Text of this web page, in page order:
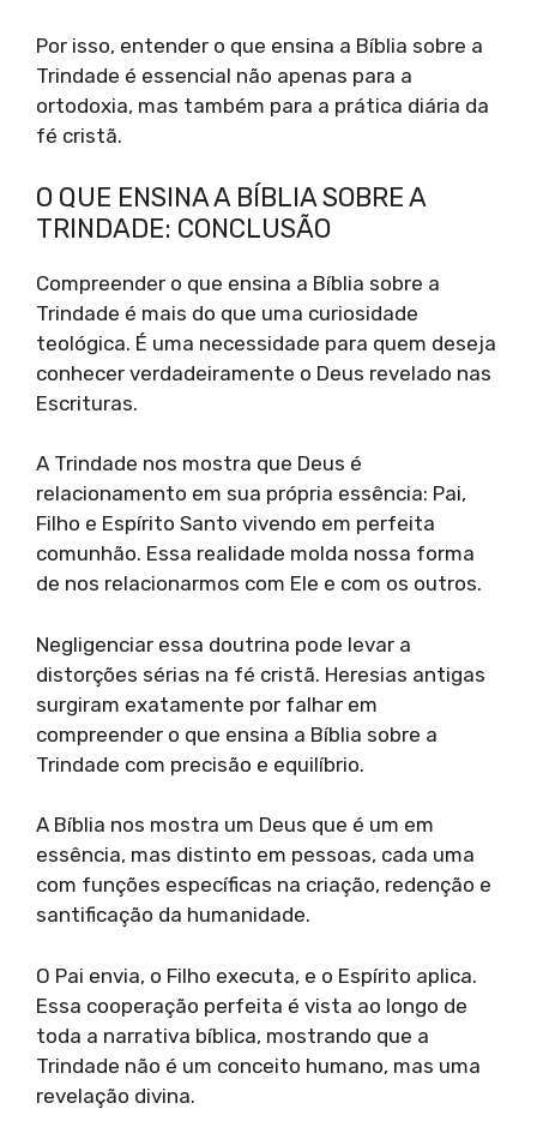
Por isso, entender o que ensina a Bíblia sobre a
Trindade é essencial não apenas para a
ortodoxia, mas também para a prática diária da
fé cristã.
O QUE ENSINA A BÍBLIA SOBRE A
TRINDADE: CONCLUSÃO
Compreender o que ensina a Bíblia sobre a
Trindade é mais do que uma curiosidade
teológica. É uma necessidade para quem deseja
conhecer verdadeiramente o Deus revelado nas
Escrituras.
A Trindade nos mostra que Deus é
relacionamento em sua própria essência: Pai,
Filho e Espírito Santo vivendo em perfeita
comunhão. Essa realidade molda nossa forma
de nos relacionarmos com Ele e com os outros.
Negligenciar essa doutrina pode levar a
distorções sérias na fé cristã. Heresias antigas
surgiram exatamente por falhar em
compreender o que ensina a Bíblia sobre a
Trindade com precisão e equilíbrio.
A Bíblia nos mostra um Deus que é um em
essência, mas distinto em pessoas, cada uma
com funções específicas na criação, redenção e
santificação da humanidade.
O Pai envia, o Filho executa, e o Espírito aplica.
Essa cooperação perfeita é vista ao longo de
toda a narrativa bíblica, mostrando que a
Trindade não é um conceito humano, mas uma
revelação divina.